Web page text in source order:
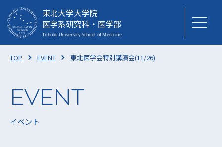
東北大学大学院
医学系研究科・医学部
TOP EVENT 東北医学会特別講演会(11/26)
イベント